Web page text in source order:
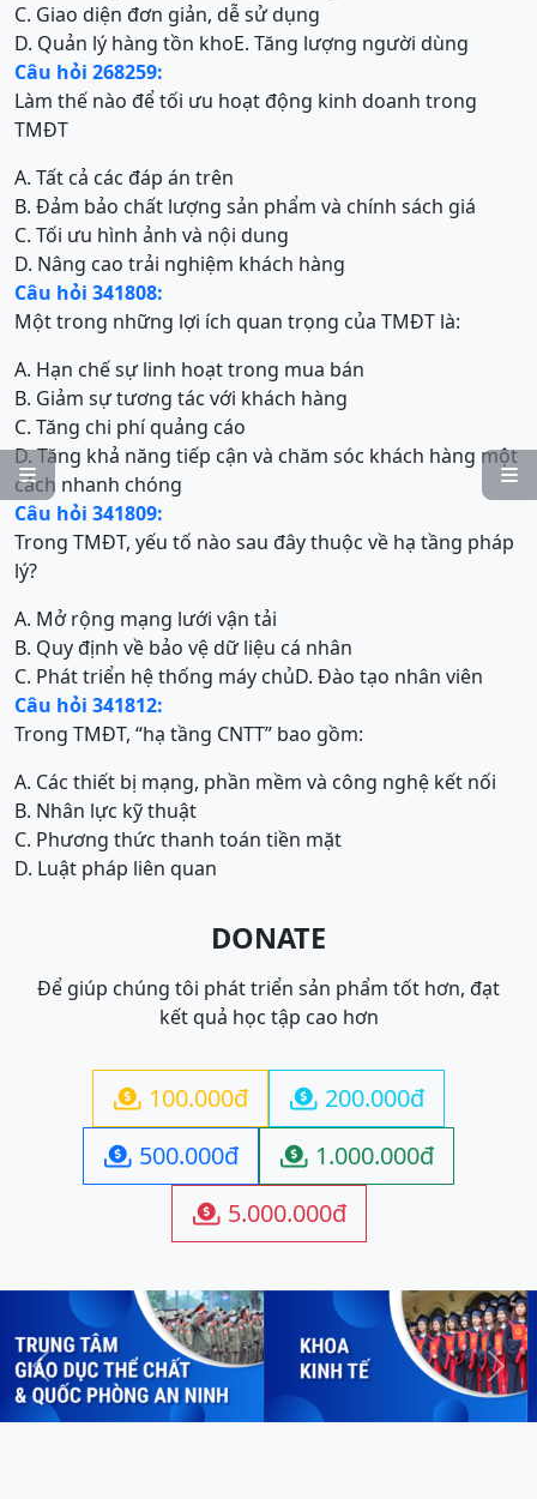


C. Giao diện đơn giản, dễ sử dụng
D. Quản lý hàng tồn khoE. Tăng lượng người dùng
Câu hỏi 268259:
Làm thế nào để tối ưu hoạt động kinh doanh trong
TMĐT
A. Tất cả các đáp án trên
B. Đảm bảo chất lượng sản phẩm và chính sách giá
C. Tối ưu hình ảnh và nội dung
D. Nâng cao trải nghiệm khách hàng
Câu hỏi 341808:
Một trong những lợi ích quan trọng của TMĐT là:
A. Hạn chế sự linh hoạt trong mua bán
B. Giảm sự tương tác với khách hàng
C. Tăng chi phí quảng cáo
D. Tăng khả năng tiếp cận và chăm sóc khách hàng một
cách nhanh chóng
Câu hỏi 341809:
Trong TMĐT, yếu tố nào sau đây thuộc về hạ tầng pháp
lý?
A. Mở rộng mạng lưới vận tải
B. Quy định về bảo vệ dữ liệu cá nhân
C. Phát triển hệ thống máy chủD. Đào tạo nhân viên
Câu hỏi 341812:
Trong TMĐT, “hạ tầng CNTT” bao gồm:
A. Các thiết bị mạng, phần mềm và công nghệ kết nối
B. Nhân lực kỹ thuật
C. Phương thức thanh toán tiền mặt
D. Luật pháp liên quan
DONATE
Để giúp chúng tôi phát triển sản phẩm tốt hơn, đạt
kết quả học tập cao hơn
 100.000đ  200.000đ
 500.000đ  1.000.000đ
 5.000.000đ
Previous Next